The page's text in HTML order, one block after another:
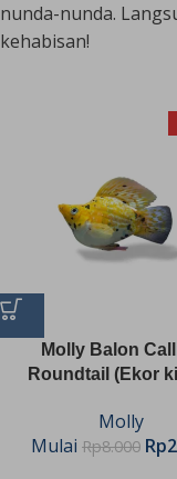
nunda-nunda.
kehabisan!
Molly Balon
Roundtail (Ekor
Molly
Mulai Rp8.000 Rp